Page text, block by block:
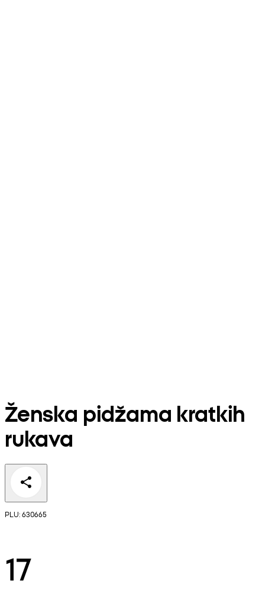
Ženska pidžama kratkih
rukava
PLU: 630665
17